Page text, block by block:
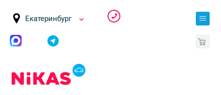
Екатеринбург